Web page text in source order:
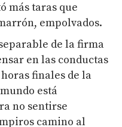
más taras que
empolvados.
de la firma
en las conductas
finales de la
está
no sentirse
camino al